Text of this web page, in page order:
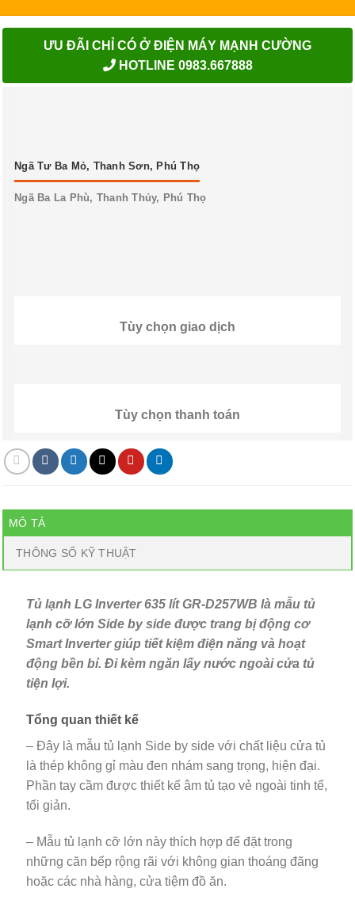
ƯU ĐÃI CHỈ CÓ Ở ĐIỆN MÁY MẠNH CƯỜNG
HOTLINE 0983.667888
Ngã Tư Ba Mỏ, Thanh Sơn, Phú Thọ
Ngã Ba La Phù, Thanh Thủy, Phú Thọ
Tùy chọn giao dịch
Tùy chọn thanh toán
MÔ TẢ
THÔNG SỐ KỸ THUẬT
Tủ lạnh LG Inverter 635 lít GR-D257WB là mẫu tủ
lạnh cỡ lớn Side by side được trang bị động cơ
Smart Inverter giúp tiết kiệm điện năng và hoạt
động bền bỉ. Đi kèm ngăn lấy nước ngoài cửa tủ
tiện lợi.
Tổng quan thiết kế
– Đây là mẫu tủ lạnh Side by side với chất liệu cửa tủ
là thép không gỉ màu đen nhám sang trọng, hiện đại.
Phần tay cầm được thiết kế âm tủ tạo vẻ ngoài tinh tế,
tối giản.
– Mẫu tủ lạnh cỡ lớn này thích hợp để đặt trong
những căn bếp rộng rãi với không gian thoáng đãng
hoặc các nhà hàng, cửa tiệm đồ ăn.